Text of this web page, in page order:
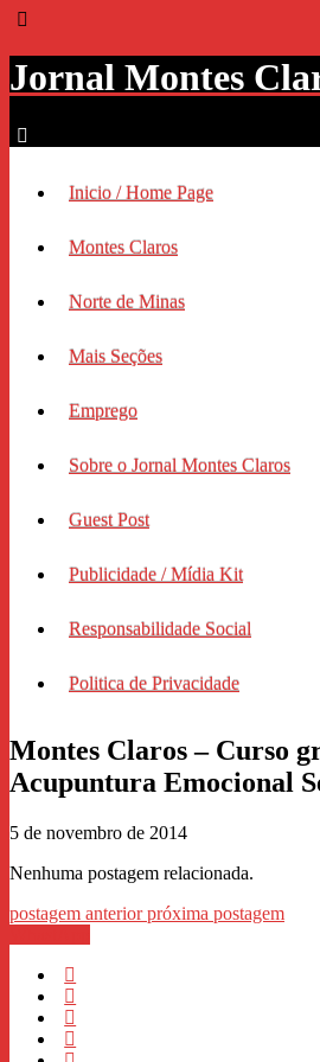
Jornal Montes
Inicio / Home Page
Montes Claros
Norte de Minas
Mais Seções
Emprego
Sobre o Jornal Montes Claros
Guest Post
Publicidade / Mídia Kit
Responsabilidade Social
Politica de Privacidade
Montes Claros – Curso
Acupuntura Emocional
5 de novembro de 2014
Nenhuma postagem relacionada.
postagem anteriorpróxima postagem